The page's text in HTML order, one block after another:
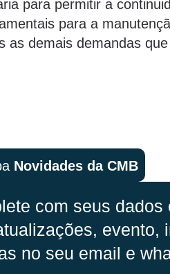
para permitir a
para a
as demais demandas
Novidades da CMB
com seus dados
evento,
no seu email e